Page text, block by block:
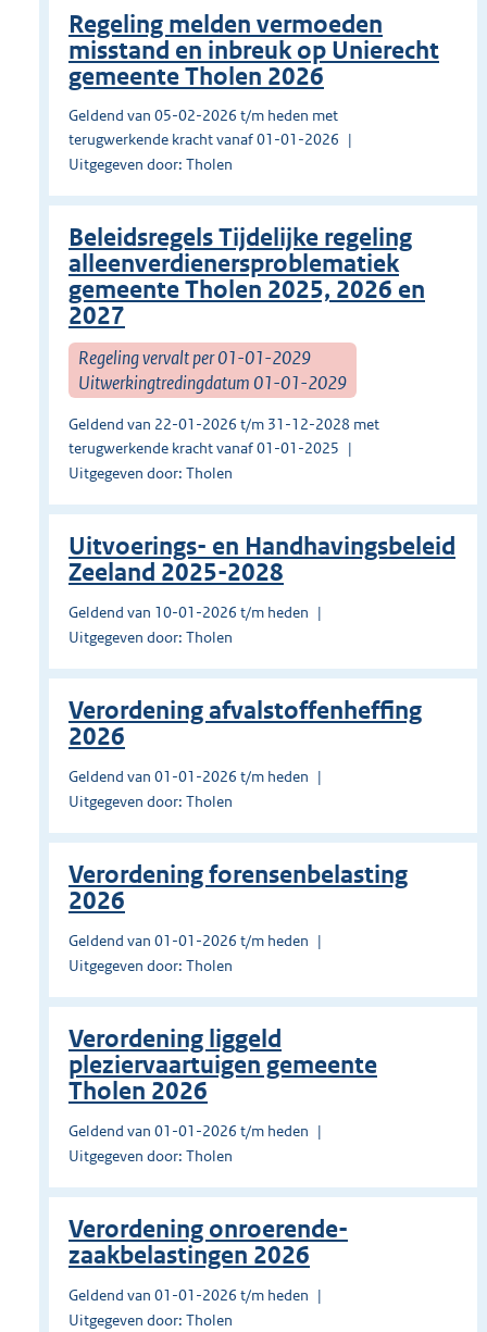
Regeling melden vermoeden
misstand en inbreuk op Unierecht
gemeente Tholen 2026
Geldend van 05-02-2026 t/m heden met
terugwerkende kracht vanaf 01-01-2026
Uitgegeven door: Tholen
Beleidsregels Tijdelijke regeling
alleenverdienersproblematiek
gemeente Tholen 2025, 2026 en
2027
Regeling vervalt per 01-01-2029
Uitwerkingtredingdatum 01-01-2029
Geldend van 22-01-2026 t/m 31-12-2028 met
terugwerkende kracht vanaf 01-01-2025
Uitgegeven door: Tholen
Uitvoerings- en Handhavingsbeleid
Zeeland 2025-2028
Geldend van 10-01-2026 t/m heden
Uitgegeven door: Tholen
Verordening afvalstoffenheffing
2026
Geldend van 01-01-2026 t/m heden
Uitgegeven door: Tholen
Verordening forensenbelasting
2026
Geldend van 01-01-2026 t/m heden
Uitgegeven door: Tholen
Verordening liggeld
pleziervaartuigen gemeente
Tholen 2026
Geldend van 01-01-2026 t/m heden
Uitgegeven door: Tholen
Verordening onroerende-
zaakbelastingen 2026
Geldend van 01-01-2026 t/m heden
Uitgegeven door: Tholen